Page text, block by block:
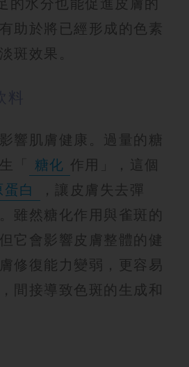
助於將已經形成的色素
斑效果。
響肌膚健康。過量的糖
「
糖化 作用」，這個
白
，讓皮膚失去彈
雖然糖化作用與雀斑的
它會影響皮膚整體的健
修復能力變弱，更容易
間接導致色斑的生成和